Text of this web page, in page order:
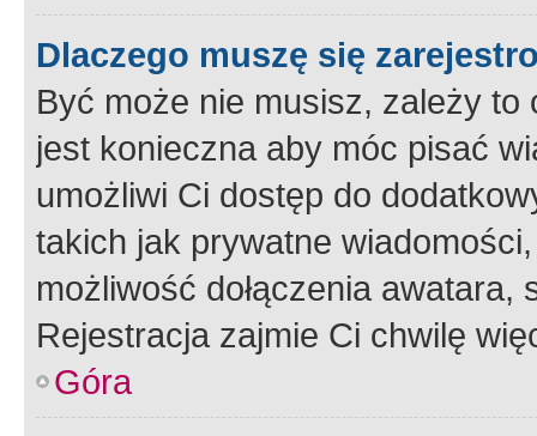
Dlaczego muszę się
Być może nie musisz, zależy
jest konieczna aby móc pisać
umożliwi Ci dostęp do
takich jak prywatne
możliwość dołączenia
Rejestracja zajmie Ci chwilę
Góra